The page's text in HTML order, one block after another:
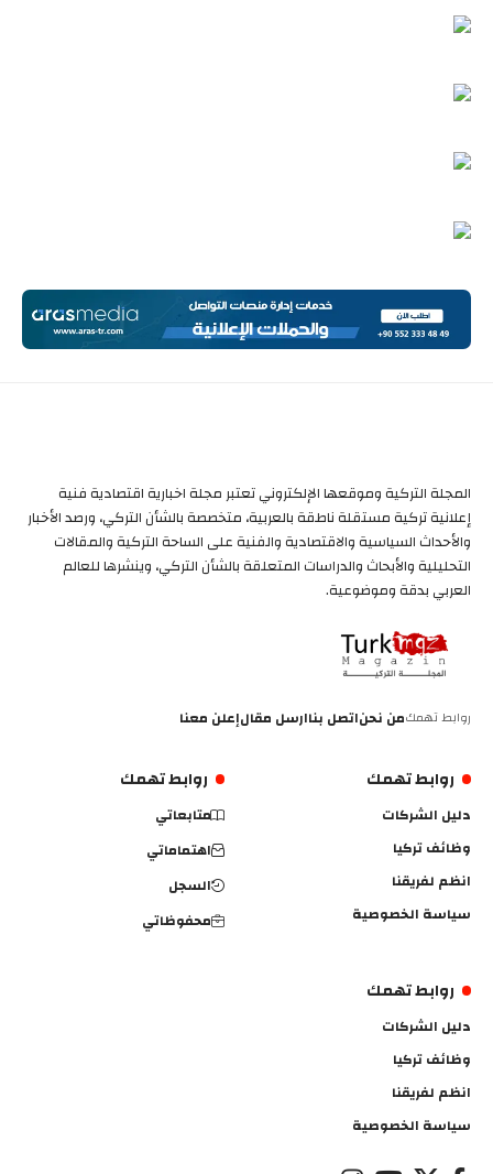
المجلة التركية وموقعها الإلكتروني تعتبر مجلة اخبارية اقتصادية فنية
إعلانية تركية مستقلة ناطقة بالعربية، متخصصة بالشأن التركي، ورصد الأخبار
والأحداث السياسية والاقتصادية والفنية على الساحة التركية والمقالات
التحليلية والأبحاث والدراسات المتعلقة بالشأن التركي، وينشرها للعالم
العربي بدقة وموضوعية.
روابط تهمكمن نحناتصل بناارسل مقالإعلن معنا
روابط تهمك
دليل الشركات
وظائف تركيا
انظم لفريقنا
سياسة الخصوصية
روابط تهمك
متابعاتي
اهتماماتي
السجل
محفوظاتي
روابط تهمك
دليل الشركات
وظائف تركيا
انظم لفريقنا
سياسة الخصوصية